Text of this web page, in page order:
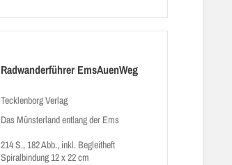
Radwanderführer EmsAuenWeg
Tecklenborg Verlag
Das Münsterland entlang der Ems
214 S., 182 Abb., inkl. Begleitheft
Spiralbindung 12 x 22 cm